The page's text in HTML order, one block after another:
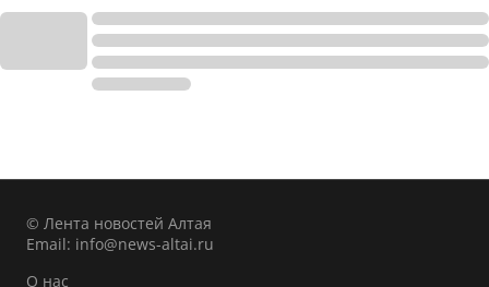
© Лента новостей Алтая
Email: info@news-altai.ru
О нас